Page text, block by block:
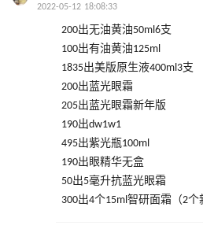
2022-05-12 18:08:33
200出无油黄油50ml6支
100出有油黄油125ml
1835出美版原生液400ml3支
200出蓝光眼霜
205出蓝光眼霜新年版
190出dw1w1
495出紫光瓶100ml
190出眼精华无盒
50出5毫升抗蓝光眼霜
300出4个15ml智研面霜（2个